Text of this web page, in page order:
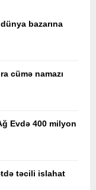
bazarına
cümə namazı
Evdə 400 milyon
təcili islahat